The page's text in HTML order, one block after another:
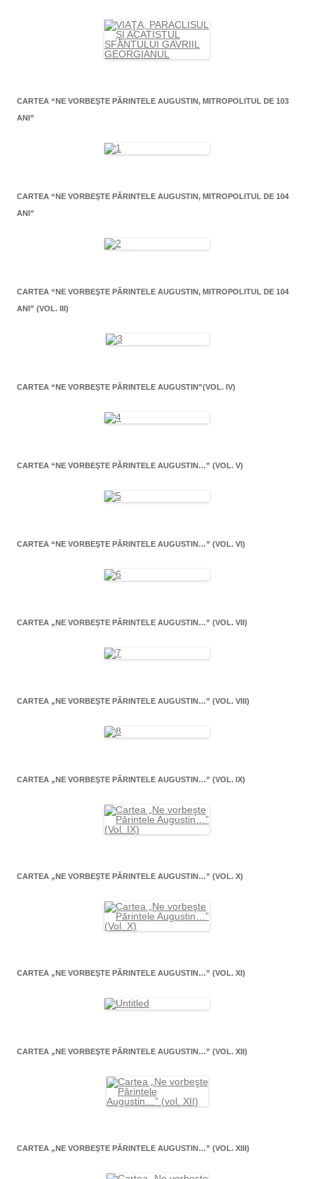
CARTEA “NE VORBEŞTE PĂRINTELE AUGUSTIN, MITROPOLITUL DE 103
ANI”
CARTEA “NE VORBEŞTE PĂRINTELE AUGUSTIN, MITROPOLITUL DE 104
ANI”
CARTEA “NE VORBEŞTE PĂRINTELE AUGUSTIN, MITROPOLITUL DE 104
ANI” (VOL. III)
CARTEA “NE VORBEŞTE PĂRINTELE AUGUSTIN”(VOL. IV)
CARTEA “NE VORBEŞTE PĂRINTELE AUGUSTIN…” (VOL. V)
CARTEA “NE VORBEŞTE PĂRINTELE AUGUSTIN…” (VOL. VI)
CARTEA „NE VORBEŞTE PĂRINTELE AUGUSTIN…” (VOL. VII)
CARTEA „NE VORBEŞTE PĂRINTELE AUGUSTIN…” (VOL. VIII)
CARTEA „NE VORBEŞTE PĂRINTELE AUGUSTIN…” (VOL. IX)
CARTEA „NE VORBEŞTE PĂRINTELE AUGUSTIN…” (VOL. X)
CARTEA „NE VORBEŞTE PĂRINTELE AUGUSTIN…” (VOL. XI)
CARTEA „NE VORBEŞTE PĂRINTELE AUGUSTIN…” (VOL. XII)
CARTEA „NE VORBEŞTE PĂRINTELE AUGUSTIN…” (VOL. XIII)